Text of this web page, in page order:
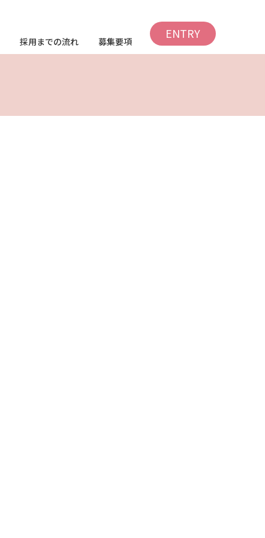
採用までの流れ 募集要項
ENTRY